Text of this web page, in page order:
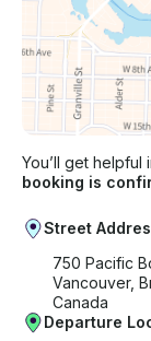
You’ll get
booking is
Street
750 Pacific
Vancouver,
Canada
Departure